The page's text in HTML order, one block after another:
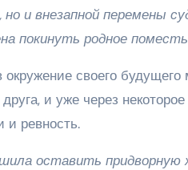
и внезапной перемены
покинуть родное
окружение своего
и уже через
и ревность.
оставить